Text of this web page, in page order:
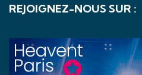
REJOIGNEZ-NOUS SUR :